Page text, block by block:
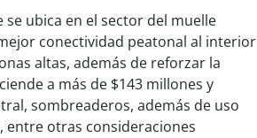
ubica en el sector del muelle
conectividad peatonal al interior
altas, además de reforzar la
a más de $143 millones y
sombreaderos, además de uso
otras consideraciones